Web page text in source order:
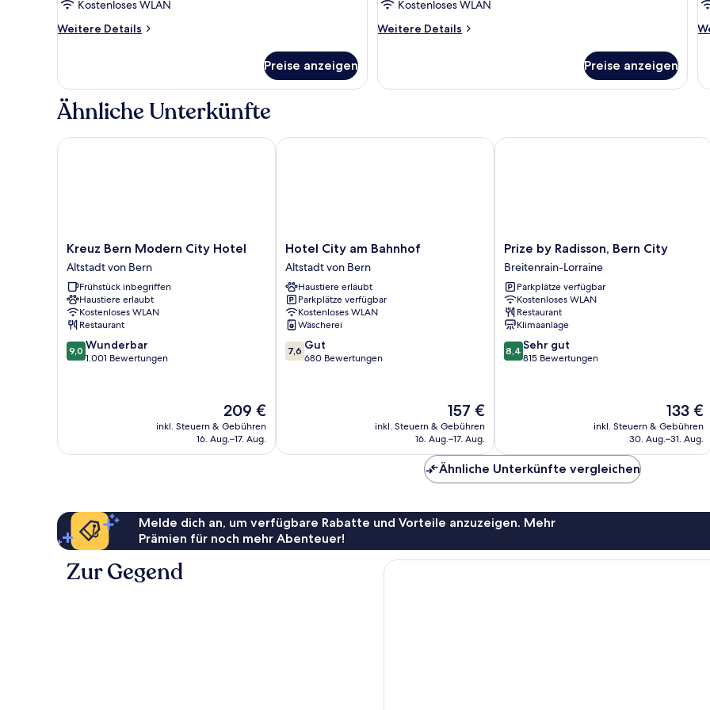
Kostenloses WLAN
Weitere Details
Weitere
Preise anzeigen
Kostenloses WLAN
Weitere Details
Weitere
Doppelzimmer
Preise anzeigen
Ähnliche Unterkünfte
Kreuz
Bern
Modern
City
Hotel
Altstadt
von
Bern
Kreuz Bern Modern City Hotel
Altstadt von Bern
Frühstück inbegriffen
Haustiere erlaubt
Kostenloses WLAN
Restaurant
9.0
von
9,0 Wunderbar
1.001 Bewertungen
Der
Preis
beträgt
209 €
inkl. Steuern & Gebühren
16. Aug.–17. Aug.
Kreuz Bern Modern City Hotel
Hotel
City
am
Bahnhof
Altstadt
von
Bern
Hotel City am Bahnhof
Altstadt von Bern
Haustiere erlaubt
Parkplätze verfügbar
Kostenloses WLAN
Wäscherei
7.6
von
7,6 Gut
680 Bewertungen
Der
Preis
beträgt
157 €
inkl. Steuern & Gebühren
16. Aug.–17. Aug.
Hotel City am Bahnhof
Prize
by
Radisson,
Bern
City
Breitenrain-
Lorraine
Prize by Radisson, Bern City
Breitenrain-Lorraine
Parkplätze verfügbar
Kostenloses WLAN
Restaurant
Klimaanlage
8.4
von
8,4 Sehr gut
815 Bewertungen
Der
Preis
beträgt
133 €
inkl. Steuern & Gebühren
30. Aug.–31. Aug.
Prize by Radisson, Bern City
Ähnliche Unterkünfte vergleichen
Melde dich an, um verfügbare Rabatte und Vorteile anzuzeigen. Mehr
Prämien für noch mehr Abenteuer!
Zur Gegend